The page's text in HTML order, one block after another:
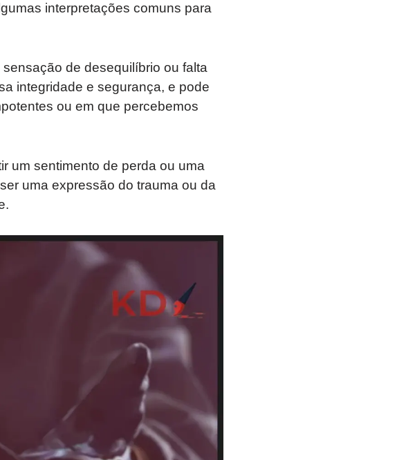
interpretações comuns para
de desequilíbrio ou falta
integridade e segurança, e pode
ou em que percebemos
um sentimento de perda ou uma
uma expressão do trauma ou da